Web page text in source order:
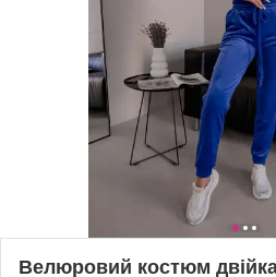
Велюровий костюм